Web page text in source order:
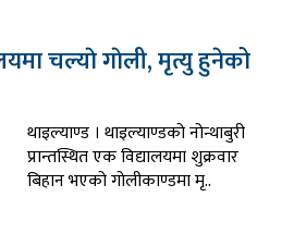
चल्याे गाेली, मृत्यु हुनेको
थाइल्याण्ड । थाइल्याण्डको नोन्थाबुरी
प्रान्तस्थित एक विद्यालयमा शुक्रवार
बिहान भएको गोलीकाण्डमा मृ..